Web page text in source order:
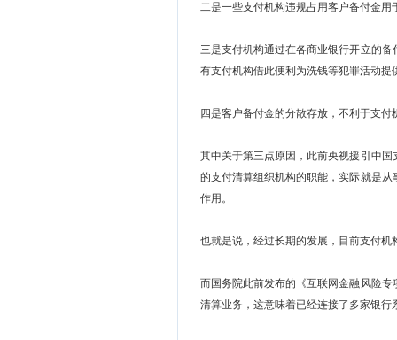
二是一些支付机构违规占用客户备付金
三是支付机构通过在各商业银行开立的
有支付机构借此便利为洗钱等犯罪活动
四是客户备付金的分散存放，不利于支
其中关于第三点原因，此前央视援引中
的支付清算组织机构的职能，实际就是
作用。
也就是说，经过长期的发展，目前支付
而国务院此前发布的《互联网金融风险
清算业务，这意味着已经连接了多家银